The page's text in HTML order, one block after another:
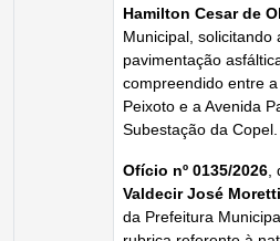
Hamilton Cesar de
Municipal, solicitando
pavimentação
compreendido entre
Peixoto e a Avenida
Subestação da Copel.
Ofício nº 0135/2026
Valdecir José Moretti
da Prefeitura